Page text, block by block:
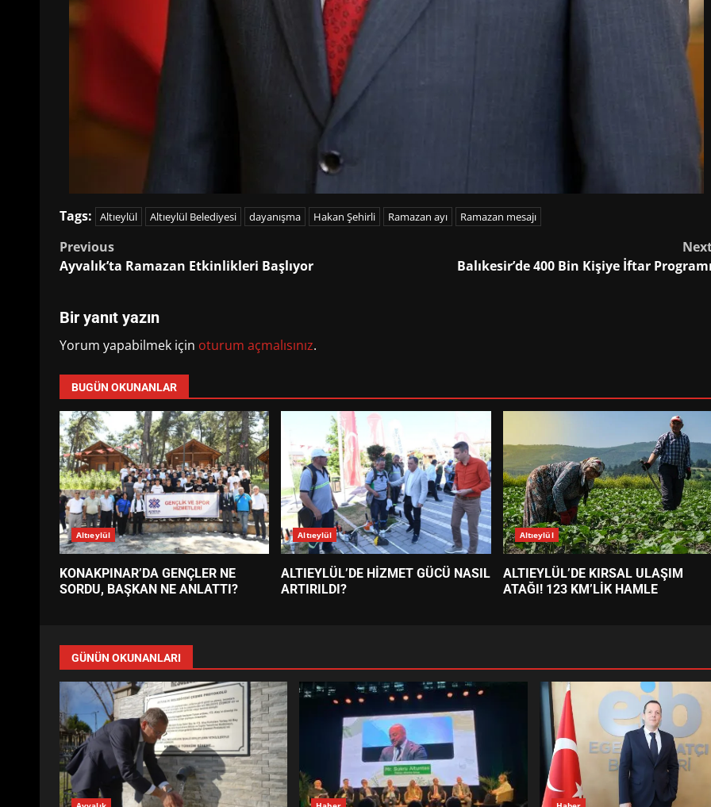
Tags: Altıeylül Altıeylül Belediyesi dayanışma Hakan Şehirli Ramazan ayı Ramazan mesajı
Post
navigation
Previous
Ayvalık’ta Ramazan Etkinlikleri Başlıyor
Balıkesir’de 400 Bin Kişiye İftar Programı
Bir yanıt yazın
Yorum yapabilmek için oturum açmalısınız.
BUGÜN OKUNANLAR
Altıeylül
KONAKPINAR’DA GENÇLER NE
SORDU, BAŞKAN NE ANLATTI?
Altıeylül
ALTIEYLÜL’DE HİZMET GÜCÜ NASIL
ARTIRILDI?
Altıeylül
ALTIEYLÜL’DE KIRSAL ULAŞIM
ATAĞI! 123 KM’LİK HAMLE
GÜNÜN OKUNANLARI